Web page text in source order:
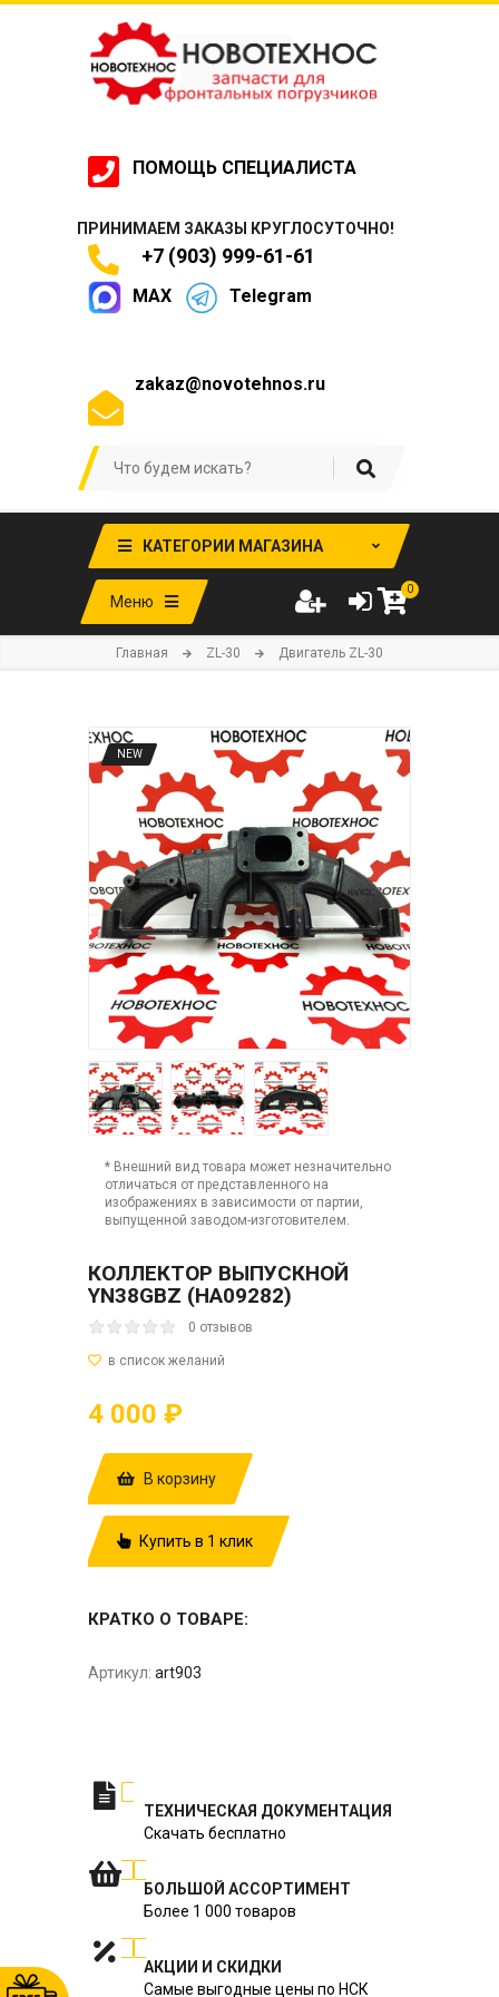
ПОМОЩЬ СПЕЦИАЛИСТА
ПРИНИМАЕМ ЗАКАЗЫ КРУГЛОСУТОЧНО!
+7 (903) 999-61-61
MAX Telegram
zakaz@novotehnos.ru
КАТЕГОРИИ МАГАЗИНА
Меню
0
Главная ZL-30 Двигатель ZL-30
NEW
* Внешний вид товара может незначительно
отличаться от представленного на
изображениях в зависимости от партии,
выпущенной заводом-изготовителем.
КОЛЛЕКТОР ВЫПУСКНОЙ
YN38GBZ (HA09282)
0 отзывов
4 000 ₽
В корзину
Купить в 1 клик
КРАТКО О ТОВАРЕ:
Артикул: art903
ТЕХНИЧЕСКАЯ ДОКУМЕНТАЦИЯ
Скачать бесплатно
БОЛЬШОЙ АССОРТИМЕНТ
Более 1 000 товаров
АКЦИИ И СКИДКИ
Самые выгодные цены по НСК